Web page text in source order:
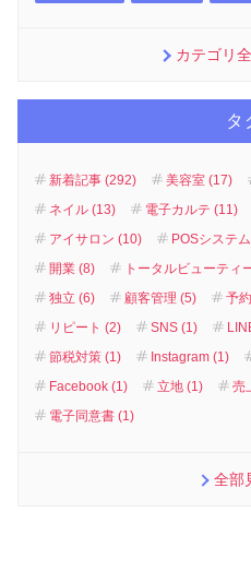
カテゴリ
タ
新着記事 (292) 美容室 (17)
ネイル (13)
電子カルテ (11)
アイサロン (10)
POSシステ
開業 (8)
トータルビューティ
独立 (6)
顧客管理 (5) 予
リピート (2)
SNS (1)
節税対策 (1)
Instagram (1)
Facebook (1)
立地 (1) 売
電子同意書 (1)
全部